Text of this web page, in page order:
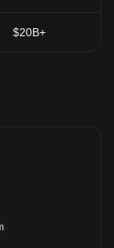
$20B+